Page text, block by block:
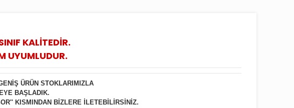
KALİTEDİR.
UYUMLUDUR.
ÜRÜN STOKLARIMIZLA
BAŞLADIK.
KISMINDAN BİZLERE İLETEBİLİRSİNİZ.